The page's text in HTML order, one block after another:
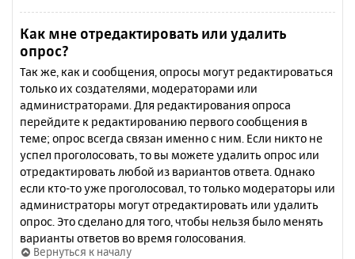
Как мне отредактировать или удалить
опрос?
Так же, как и сообщения, опросы могут редактироваться
только их создателями, модераторами или
администраторами. Для редактирования опроса
перейдите к редактированию первого сообщения в
теме; опрос всегда связан именно с ним. Если никто не
успел проголосовать, то вы можете удалить опрос или
отредактировать любой из вариантов ответа. Однако
если кто-то уже проголосовал, то только модераторы или
администраторы могут отредактировать или удалить
опрос. Это сделано для того, чтобы нельзя было менять
варианты ответов во время голосования.
Вернуться к началу